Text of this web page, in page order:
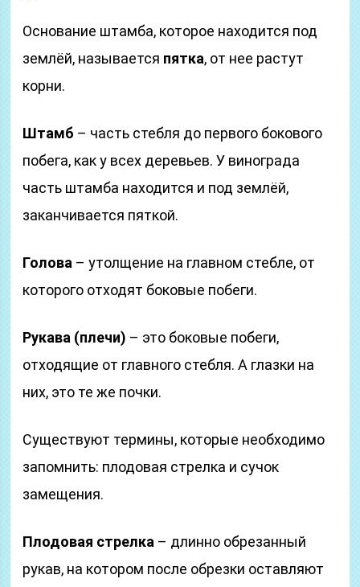
Основание штамба, которое находится под
землёй, называется пятка, от нее растут
корни.
Штамб – часть стебля до первого бокового
побега, как у всех деревьев. У винограда
часть штамба находится и под землёй,
заканчивается пяткой.
Голова – утолщение на главном стебле, от
которого отходят боковые побеги.
Рукава (плечи) – это боковые побеги,
отходящие от главного стебля. А глазки на
них, это те же почки.
Существуют термины, которые необходимо
запомнить: плодовая стрелка и сучок
замещения.
Плодовая стрелка – длинно обрезанный
рукав, на котором после обрезки оставляют